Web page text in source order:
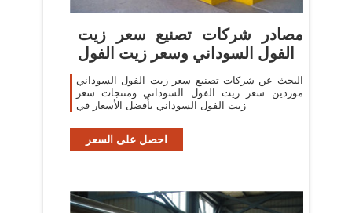
مصادر شركات تصنيع سعر زيت
الفول السوداني وسعر زيت الفول
البحث عن شركات تصنيع سعر زيت الفول السوداني
موردين سعر زيت الفول السوداني ومنتجات سعر
زيت الفول السوداني بأفضل الأسعار في
احصل على السعر